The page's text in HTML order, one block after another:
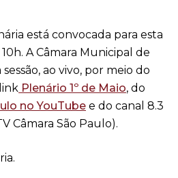
está convocada para esta
A Câmara Municipal de
ao vivo, por meio do
Plenário 1º de Maio, do
no YouTube e do canal 8.3
Câmara São Paulo).